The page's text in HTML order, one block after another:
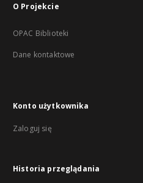
O Projekcie
OPAC Biblioteki
Dane kontaktowe
Konto użytkownika
Zaloguj się
Historia przeglądania